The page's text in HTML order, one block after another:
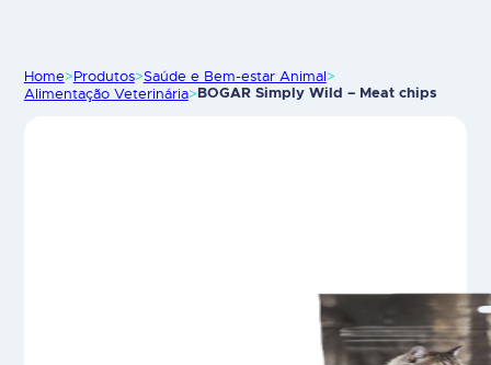
Home>Produtos>Saúde e Bem-estar Animal>
Alimentação Veterinária> BOGAR Simply Wild – Meat chips